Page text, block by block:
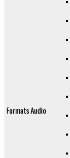
Formats Audio